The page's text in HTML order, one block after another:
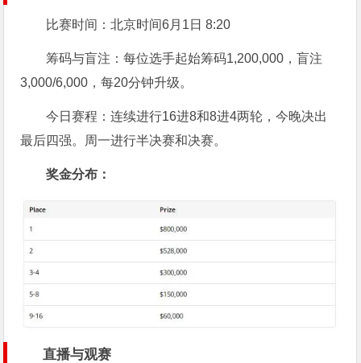
比赛时间：北京时间6月1日 8:20
筹码与盲注：每位选手起始筹码1,200,000，盲注
3,000/6,000，每20分钟升级。
今日赛程：连续进行16进8和8进4两轮，今晚决出
最后四强。周一进行半决赛和决赛。
奖金分布：
直播与观赛